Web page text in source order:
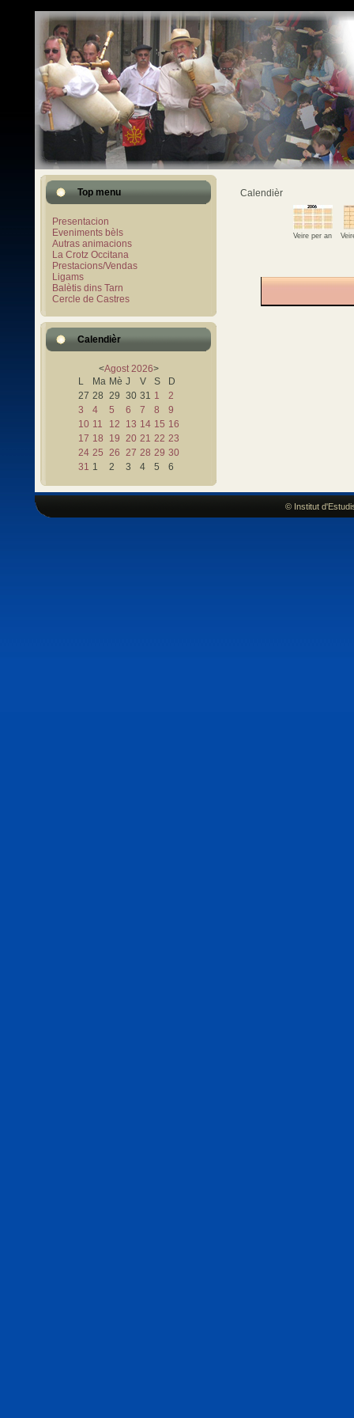
Top menu
Presentacion
Eveniments bèls
Autras animacions
La Crotz Occitana
Prestacions/Vendas
Ligams
Balètis dins Tarn
Cercle de Castres
Calendièr
<Agost 2026>
L
Ma Mè J V S
D
27 28 29 30 31 1
2
3
4 5 6 7 8
9
10 11 12 13 14 15 16
17 18 19 20 21 22 23
24 25 26 27 28 29 30
31 1 2 3 4 5 6
Calendièr
Veire per an
© Institut